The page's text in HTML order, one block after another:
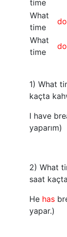
time
What
time
What
time
1) What
kaçta
I have
yaparım)
2) What
saat
He has
yapar.)